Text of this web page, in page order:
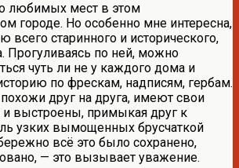
любимых мест в этом
городе. Но особенно мне интересна,
всего старинного и исторического,
Прогуливаясь по ней, можно
чуть ли не у каждого дома и
по фрескам, надписям, гербам.
друг на друга, имеют свои
и выстроены, примыкая друг к
узких вымощенных брусчаткой
всё это было сохранено,
— это вызывает уважение.